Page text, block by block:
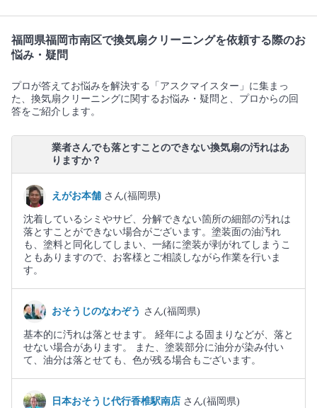
福岡県福岡市南区で換気扇クリーニングを依頼する際のお
悩み・疑問
プロが答えてお悩みを解決する「アスクマイスター」に集まっ
た、換気扇クリーニングに関するお悩み・疑問と、プロからの回
答をご紹介します。
業者さんでも落とすことのできない換気扇の汚れはあ
りますか？
えがお本舗 さん(福岡県)
沈着しているシミやサビ、分解できない箇所の細部の汚れは
落とすことができない場合がございます。塗装面の油汚れ
も、塗料と同化してしまい、一緒に塗装が剥がれてしまうこ
ともありますので、お客様とご相談しながら作業を行いま
す。
おそうじのなわぞう さん(福岡県)
基本的に汚れは落とせます。 経年による固まりなどが、落と
せない場合があります。 また、塗装部分に油分が染み付い
て、油分は落とせても、色が残る場合もございます。
日本おそうじ代行香椎駅南店 さん(福岡県)